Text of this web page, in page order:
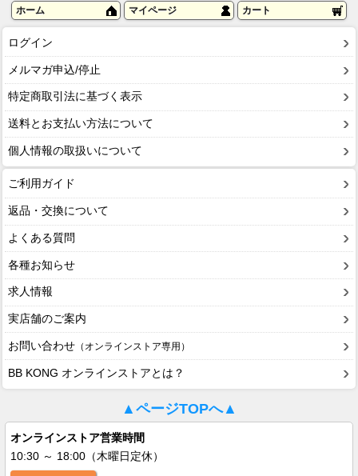
ホーム マイページ カート
ログイン
メルマガ申込/停止
特定商取引法に基づく表示
送料とお支払い方法について
個人情報の取扱いについて
ご利用ガイド
返品・交換について
よくある質問
各種お知らせ
求人情報
実店舗のご案内
お問い合わせ （オンラインストア専用）
BB KONG オンラインストアとは？
▲ページTOPへ▲
オンラインストア営業時間
10:30 ～ 18:00（木曜日定休）